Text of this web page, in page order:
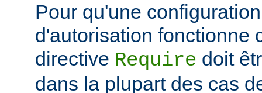
Pour qu'une
d'autorisation fonctionne
directive Require doit
dans la plupart des cas